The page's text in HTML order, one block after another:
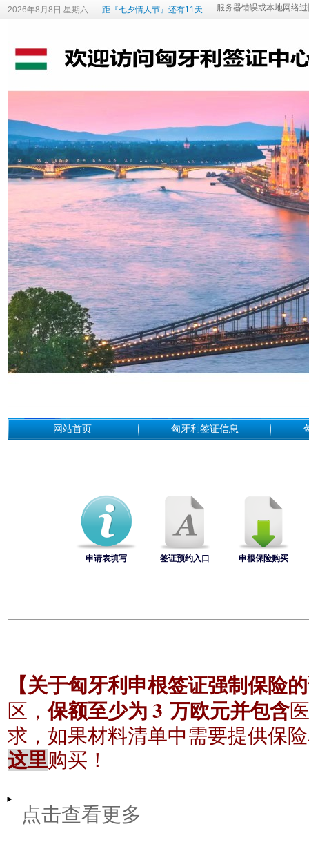
2026年8月8日 星期六 距『七夕情人节』还有11天
网站首页 匈牙利签证信息
申请表填写 签证预约入口 申根保险购买
【关于匈牙利申根签证强制保险
区，保额至少为 3 万欧元并包含
求，如果材料清单中需要提供保
这里购买！
点击查看更多